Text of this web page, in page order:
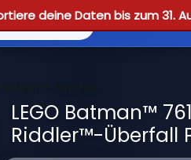
deine Daten bis zum 31.
Reviews
Überfall
LEGO Batman™
Riddler™-Überfall